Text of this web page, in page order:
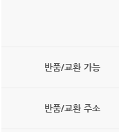
반품/교환 가능
반품/교환 주소